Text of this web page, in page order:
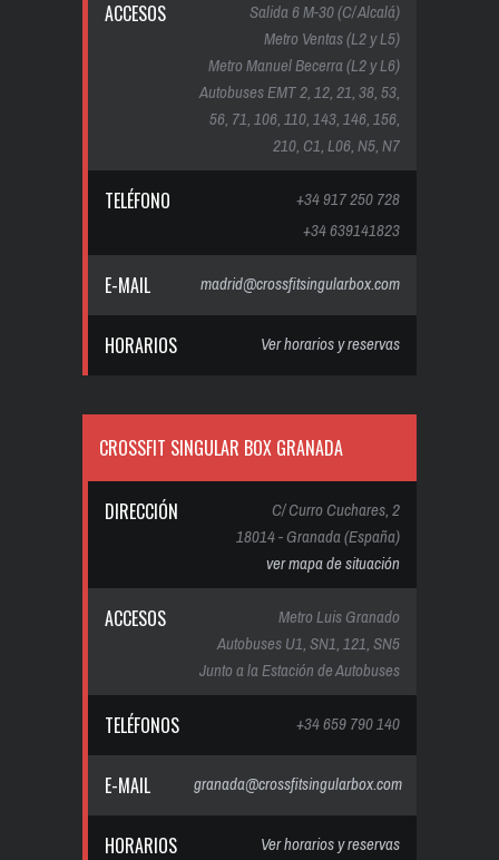
ACCESOS
Salida 6 M-30 (C/ Alcalá)
Metro Ventas (L2 y L5)
Metro Manuel Becerra (L2 y L6)
Autobuses EMT 2, 12, 21, 38, 53,
56, 71, 106, 110, 143, 146, 156,
210, C1, L06, N5, N7
TELÉFONO
+34 917 250 728
+34 639141823
E-MAIL madrid@crossfitsingularbox.com
HORARIOS Ver horarios y reservas
CROSSFIT SINGULAR BOX GRANADA
DIRECCIÓN
C/ Curro Cuchares, 2
18014 - Granada (España)
ver mapa de situación
ACCESOS
Metro Luis Granado
Autobuses U1, SN1, 121, SN5
Junto a la Estación de Autobuses
TELÉFONOS +34 659 790 140
E-MAIL granada@crossfitsingularbox.com
HORARIOS Ver horarios y reservas